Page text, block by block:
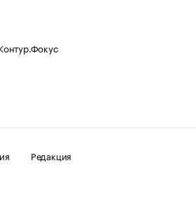
Редакция